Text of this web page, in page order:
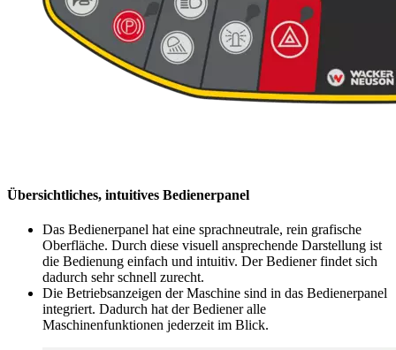
Übersichtliches, intuitives Bedienerpanel
Das Bedienerpanel hat eine sprachneutrale, rein grafische
Oberfläche. Durch diese visuell ansprechende Darstellung ist
die Bedienung einfach und intuitiv. Der Bediener findet sich
dadurch sehr schnell zurecht.
Die Betriebsanzeigen der Maschine sind in das Bedienerpanel
integriert. Dadurch hat der Bediener alle
Maschinenfunktionen jederzeit im Blick.